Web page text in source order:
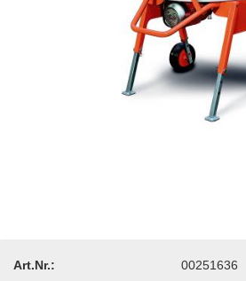
Art.Nr.:
00251636